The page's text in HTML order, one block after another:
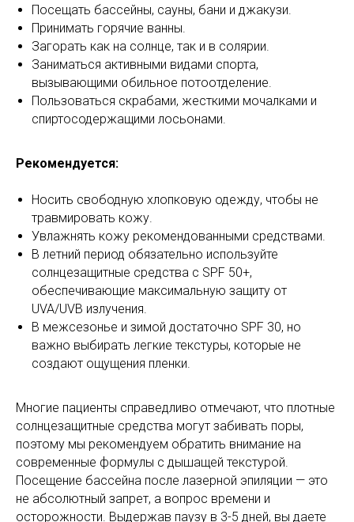
Посещать бассейны, сауны, бани и джакузи.
Принимать горячие ванны.
Загорать как на солнце, так и в солярии.
Заниматься активными видами спорта,
вызывающими обильное потоотделение.
Пользоваться скрабами, жесткими мочалками и
спиртосодержащими лосьонами.
Рекомендуется:
Носить свободную хлопковую одежду, чтобы не
травмировать кожу.
Увлажнять кожу рекомендованными средствами.
В летний период обязательно используйте
солнцезащитные средства с SPF 50+,
обеспечивающие максимальную защиту от
UVA/UVB излучения.
В межсезонье и зимой достаточно SPF 30, но
важно выбирать легкие текстуры, которые не
создают ощущения пленки.
Многие пациенты справедливо отмечают, что плотные
солнцезащитные средства могут забивать поры,
поэтому мы рекомендуем обратить внимание на
современные формулы с дышащей текстурой.
Посещение бассейна после лазерной эпиляции — это
не абсолютный запрет, а вопрос времени и
осторожности. Выдержав паузу в 3-5 дней, вы даете